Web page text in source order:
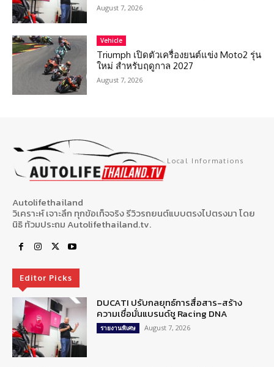
August 7, 2026
Vehicle
Triumph เปิดตัวเครื่องยนต์แข่ง Moto2 รุ่น
ใหม่ สำหรับฤดูกาล 2027
August 7, 2026
Local Informations
Autolifethailand
วิเคราะห์ เจาะลึก ทุกข้อเท็จจริง รีวิวรถยนต์แบบตรงไปตรงมา โดย
นิธิ ท้วมประถม Autolifethailand.tv.
Editor Picks
DUCATI ปรับกลยุทธ์การสื่อสาร-สร้าง
ความเชื่อมั่นแบรนด์ชู Racing DNA
รายงานพิเศษ August 7, 2026